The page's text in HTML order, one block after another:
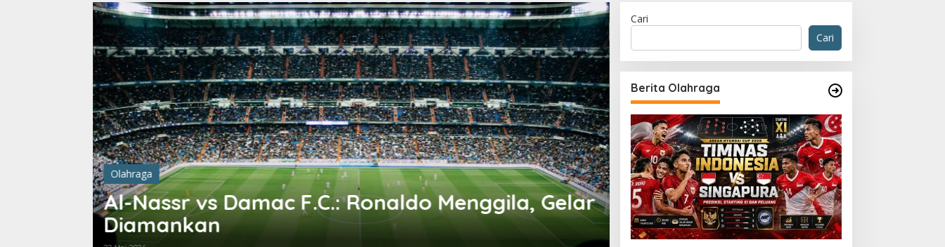
Nassr vs Damac F.C.: Ronaldo Menggila, Gelar
Olahraga
Al-Nassr vs Al-Hilal Berakhir Dramatis,
Masih Tertunda
Cari
Cari
Berita Olahraga